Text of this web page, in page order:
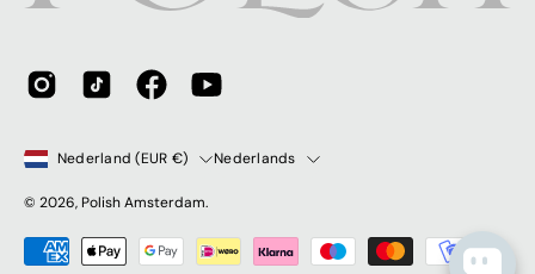
Land
Nederland (EUR €) Taal
Nederlands
© 2026, Polish Amsterdam.